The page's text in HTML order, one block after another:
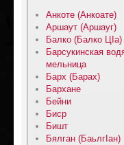
Анкоте (Анкоате)
Аршаут (Аршауг)
Балко (Балко ЦIа)
Барсукинская
мельница
Барх (Барах)
Бархане
Бейни
Биср
Бишт
Бялган (БаьлгIан)